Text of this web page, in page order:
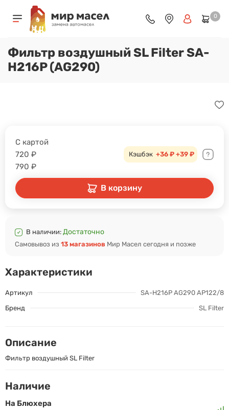
0
Фильтр воздушный SL Filter SA-
H216P (AG290)
Характеристики
Артикул
SA-H216P AG290 AP122/8
Бренд
SL Filter
Описание
Фильтр воздушный SL Filter
С картой
720 ₽
790 ₽
Кэшбэк +36 ₽ +39 ₽
В корзину
В наличии: Достаточно
Самовывоз из 13 магазинов Мир Масел сегодня и позже
Наличие
На Блюхера